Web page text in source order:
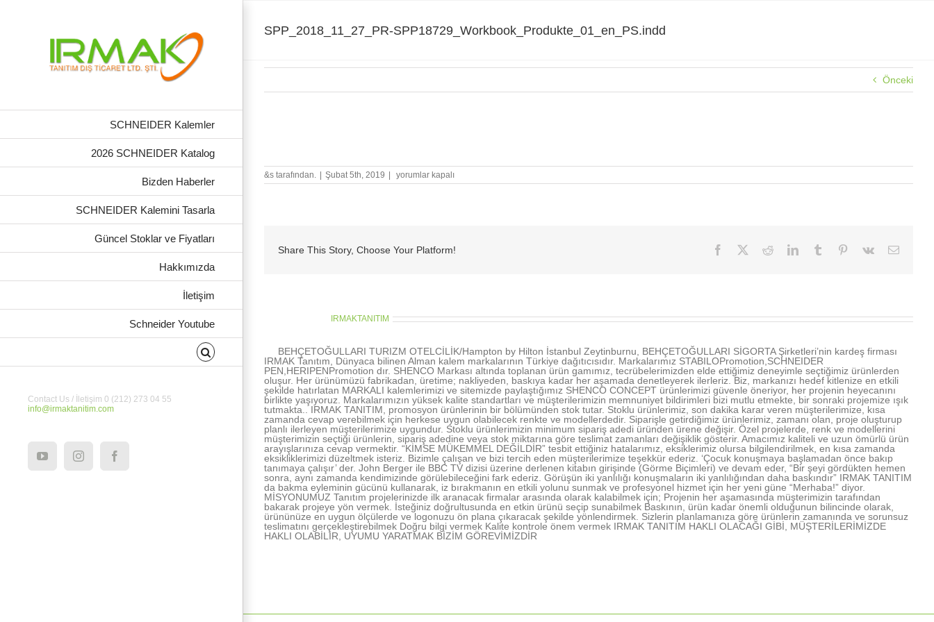
SCHNEIDER Kalemler
2026 SCHNEIDER Katalog
Bizden Haberler
SCHNEIDER Kalemini Tasarla
Güncel Stoklar ve Fiyatları
Hakkımızda
İletişim
Schneider Youtube
Contact Us / İletişim 0 (212) 273 04 55
info@irmaktanitim.com
YouTubeInstagramFacebook
SPP_2018_11_27_PR-SPP18729_Workbook_Produkte_01_en_PS.indd
Önceki
&s tarafından. Şubat 5th, 2019
SPP_2018_11_27_PR-
SPP18729_Workbook_Produkte_01_en_PS.indd
yorumlar kapalı
Share This Story, Choose Your Platform! Facebook RedditLinkedInTumblr Pinterest
Vk
E-
IRMAKTANITIM
BEHÇETOĞULLARI TURIZM OTELCİLİK/Hampton by Hilton İstanbul Zeytinburnu, BEHÇETOĞULLARI SİGORTA Şirketleri’nin kardeş firması
IRMAK Tanıtım, Dünyaca bilinen Alman kalem markalarının Türkiye dağıtıcısıdır. Markalarımız STABILOPromotion,SCHNEIDER
PEN,HERIPENPromotion dır. SHENCO Markası altında toplanan ürün gamımız, tecrübelerimizden elde ettiğimiz deneyimle seçtiğimiz ürünlerden
oluşur. Her ürünümüzü fabrikadan, üretime; nakliyeden, baskıya kadar her aşamada denetleyerek ilerleriz. Biz, markanızı hedef kitlenize en etkili
şekilde hatırlatan MARKALI kalemlerimizi ve sitemizde paylaştığımız SHENCO CONCEPT ürünlerimizi güvenle öneriyor, her projenin heyecanını
birlikte yaşıyoruz. Markalarımızın yüksek kalite standartları ve müşterilerimizin memnuniyet bildirimleri bizi mutlu etmekte, bir sonraki projemize ışık
tutmakta.. IRMAK TANITIM, promosyon ürünlerinin bir bölümünden stok tutar. Stoklu ürünlerimiz, son dakika karar veren müşterilerimize, kısa
zamanda cevap verebilmek için herkese uygun olabilecek renkte ve modellerdedir. Siparişle getirdiğimiz ürünlerimiz, zamanı olan, proje oluşturup
planlı ilerleyen müşterilerimize uygundur. Stoklu ürünlerimizin minimum sipariş adedi üründen ürene değişir. Özel projelerde, renk ve modellerini
müşterimizin seçtiği ürünlerin, sipariş adedine veya stok miktarına göre teslimat zamanları değişiklik gösterir. Amacımız kaliteli ve uzun ömürlü ürün
arayışlarınıza cevap vermektir. “KİMSE MÜKEMMEL DEĞİLDİR” tesbit ettiğiniz hatalarımız, eksiklerimiz olursa bilgilendirilmek, en kısa zamanda
eksikliklerimizi düzeltmek isteriz. Bizimle çalışan ve bizi tercih eden müşterilerimize teşekkür ederiz. ‘Çocuk konuşmaya başlamadan önce bakıp
tanımaya çalışır’ der. John Berger ile BBC TV dizisi üzerine derlenen kitabın girişinde (Görme Biçimleri) ve devam eder, “Bir şeyi gördükten hemen
sonra, aynı zamanda kendimizinde görülebileceğini fark ederiz. Görüşün iki yanlılığı konuşmaların iki yanlılığından daha baskındır” IRMAK TANITIM
da bakma eyleminin gücünü kullanarak, iz bırakmanın en etkili yolunu sunmak ve profesyonel hizmet için her yeni güne “Merhaba!” diyor.
MİSYONUMUZ Tanıtım projelerinizde ilk aranacak firmalar arasında olarak kalabilmek için; Projenin her aşamasında müşterimizin tarafından
bakarak projeye yön vermek. İsteğiniz doğrultusunda en etkin ürünü seçip sunabilmek Baskının, ürün kadar önemli olduğunun bilincinde olarak,
ürününüze en uygun ölçülerde ve logonuzu ön plana çıkaracak şekilde yönlendirmek. Sizlerin planlamanıza göre ürünlerin zamanında ve sorunsuz
teslimatını gerçekleştirebilmek Doğru bilgi vermek Kalite kontrole önem vermek IRMAK TANITIM HAKLI OLACAĞI GİBİ, MÜŞTERİLERİMİZDE
HAKLI OLABİLİR, UYUMU YARATMAK BİZİM GÖREVİMİZDİR